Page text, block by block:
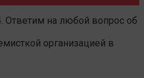
Ответим на любой вопрос об
организацией в